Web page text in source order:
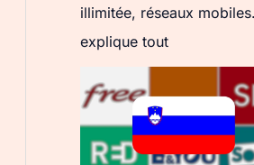
illimitée, réseaux
explique tout